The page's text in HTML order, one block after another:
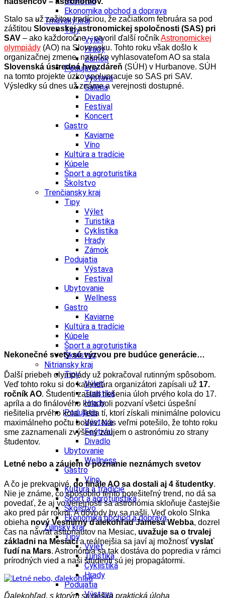
Ekonomika obchod a doprava
Trnavský kraj
Tipy
Výlet
Hrady
Zámok
Podujatia
Výstava
Galéria
Divadlo
Festival
Koncert
Gastro
Kaviarne
Víno
Kultúra a tradície
Kúpele
Šport a agroturistika
Školstvo
Trenčiansky kraj
Tipy
Výlet
Turistika
Cyklistika
Hrady
Zámok
Podujatia
Výstava
Festival
Ubytovanie
Wellness
Gastro
Kaviarne
Kultúra a tradície
Kúpele
Šport a agroturistika
Školstvo
Nitriansky kraj
Tipy
Výlet
Turistika
Hrady
Podujatia
Výstava
Festival
Divadlo
Ubytovanie
Wellness
Gastro
Víno
Kultúra a tradície
Šport a agroturistika
Školstvo
Ekonomika obchod a doprava
Žilinský kraj
Tipy
Výlet
Turistika
Cyklistika
Hrady
Podujatia
Výstava
Stalo sa už zažitou tradíciou, že začiatkom februára sa pod
záštitou Slovenskej astronomickej spoločnosti (SAS) pri
SAV – ako každoročne – otvoril ďalší ročníkAstronomickej
olympiády (AO) na Slovensku. Tohto roku však došlo k
organizačnej zmene, nakoľko vyhlasovateľom AO sa stala
Slovenská ústredná hvezdáreň (SÚH) v Hurbanove. SÚH
na tomto projekte úzko spolupracuje so SAS pri SAV.
Výsledky sú dnes už známe a verejnosti dostupné.
Nekonečné svety sú výzvou pre budúce generácie…
Ďalší priebeh olympiády už pokračoval rutinným spôsobom.
Veď tohto roku si do kalendára organizátori zapísali už 17.
ročník AO. Študenti zaslali riešenia úloh prvého kola do 17.
apríla a do finálového kola boli pozvaní všetci úspešní
riešitelia prvého kola. Teda tí, ktorí získali minimálne polovicu
maximálneho počtu bodov. Nás veľmi potešilo, že tohto roku
sme zaznamenali zvýšený záujem o astronómiu zo strany
študentov.
Letné nebo a záujem o poznanie neznámych svetov
A čo je prekvapivé, do finále AO sa dostali aj 4 študentky.
Nie je známe, čo spôsobilo tento potešiteľný trend, no dá sa
povedať, že aj vo verejnosti sa astronómia skloňuje častejšie
ako pred pár rokmi. A dôvody by sa našli. Veď okolo Slnka
obieha nový Vesmírny ďalekohľad Jamesa Webba, dozrel
čas na návrat astronautov na Mesiac, uvažuje sa o trvalej
základni na Mesiacia reálnejšia sa javí aj možnosť vyslať
ľudí na Mars. Astronómia sa tak dostáva do popredia v rámci
prírodných vied a naši študenti sú jej propagátormi.
Ďalekohľad, s ktorým sa riešila praktická úloha